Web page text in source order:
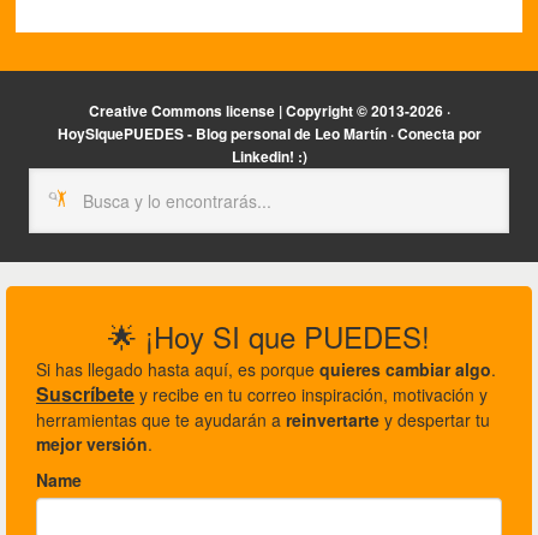
Creative Commons license | Copyright ©2013-2026 ·
HoySIquePUEDES - Blog personal de Leo Martín ·Conecta por
Linkedin! :)